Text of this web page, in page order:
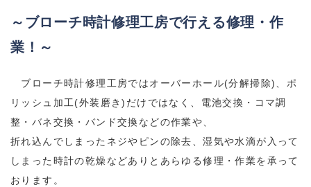
～ブローチ時計修理工房で行える修理・作
業！～
ブローチ時計修理工房ではオーバーホール(分解掃除)、ポ
リッシュ加工(外装磨き)だけではなく、電池交換・コマ調
整・バネ交換・バンド交換などの作業や、
折れ込んでしまったネジやピンの除去、湿気や水滴が入って
しまった時計の乾燥などありとあらゆる修理・作業を承って
おります。